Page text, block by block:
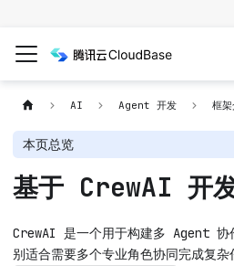
AI Agent 开发 框架
本页总览
基于 CrewAI 开
CrewAI 是一个用于构建多 Agent
别适合需要多个专业角色协同完成复